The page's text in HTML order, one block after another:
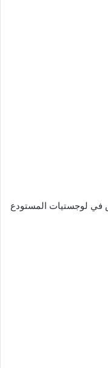
لوجستيات المستودع